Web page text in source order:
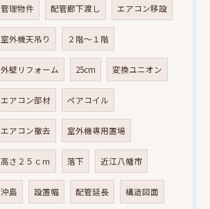
管理物件 配管廊下渡し エアコン移設
室外機天吊り ２階～１階
外壁リフォーム 25cm 変換ユニオン
エアコン部材 ペアコイル
エアコン撤去 室外機専用置場
高さ２５ｃｍ 落下 近江八幡市
沖島 設置幅 配管延長 構造図面